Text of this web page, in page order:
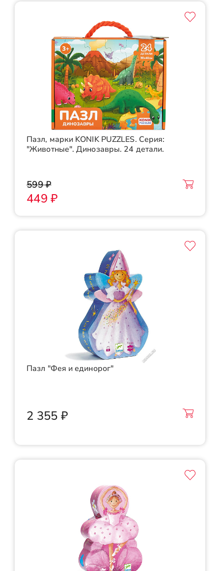
Пазл, марки KONIK PUZZLES. Серия:
"Животные". Динозавры. 24 детали.
599 ₽
449 ₽
Пазл "Фея и единорог"
2 355 ₽